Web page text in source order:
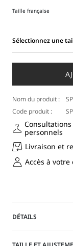
Taille française
Sélectionnez une
une
Nom du produit :
Code produit :
personnels
Livraison et
Accès à
DÉTAILS